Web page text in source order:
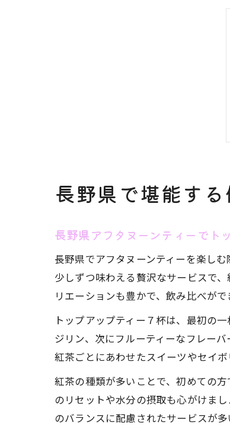
長野県で堪能す
長野県アフタヌーンティーでト
長野県でアフタヌーンティーを楽し
少しずつ味わえる贅沢なサービスで
リエーションも豊かで、飲み比べがで
トップアップティー７杯は、最初の
ジリン、次にフルーティーなフレー
紅茶ごとにあわせたスイーツやセイ
紅茶の種類が多いことで、初めての
のリセットや水分の摂取も心がけま
のバランスに配慮されたサービスが多